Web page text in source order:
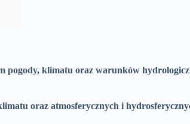
pogody, klimatu oraz warunków
oraz atmosferycznych i